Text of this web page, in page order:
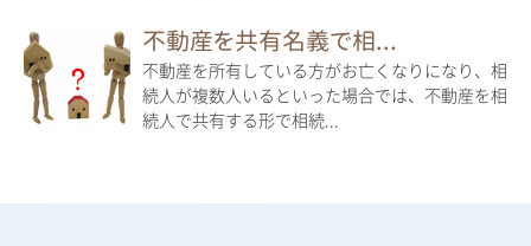
不動産を共有名義で相...
不動産を所有している方がお亡くなりになり、相
続人が複数人いるといった場合では、不動産を相
続人で共有する形で相続...